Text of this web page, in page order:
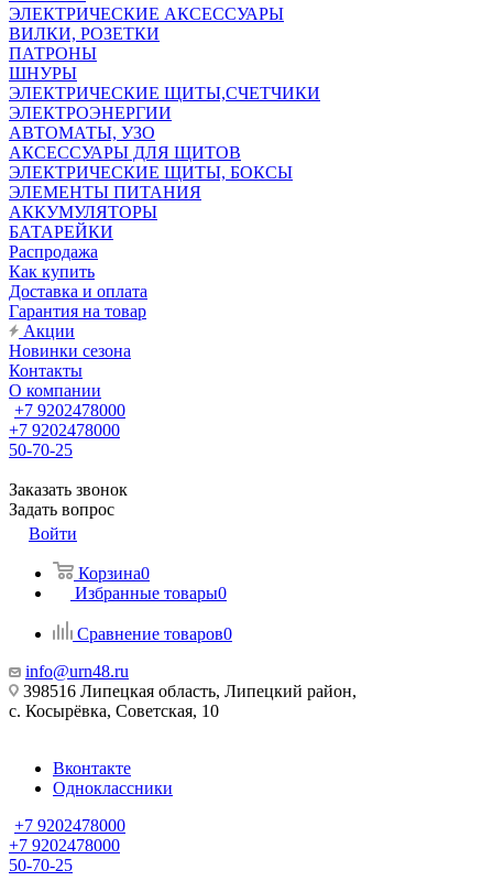
ЭЛЕКТРИЧЕСКИЕ АКСЕССУАРЫ
ВИЛКИ, РОЗЕТКИ
ПАТРОНЫ
ШНУРЫ
ЭЛЕКТРИЧЕСКИЕ ЩИТЫ,СЧЕТЧИКИ
ЭЛЕКТРОЭНЕРГИИ
АВТОМАТЫ, УЗО
АКСЕССУАРЫ ДЛЯ ЩИТОВ
ЭЛЕКТРИЧЕСКИЕ ЩИТЫ, БОКСЫ
ЭЛЕМЕНТЫ ПИТАНИЯ
АККУМУЛЯТОРЫ
БАТАРЕЙКИ
Распродажа
Как купить
Доставка и оплата
Гарантия на товар
Акции
Новинки сезона
Контакты
О компании
+7 9202478000
+7 9202478000
50-70-25
Заказать звонок
Задать вопрос
Войти
Корзина0
Избранные товары0
Сравнение товаров0
info@urn48.ru
398516 Липецкая область, Липецкий район,
с. Косырёвка, Советская, 10
Вконтакте
Одноклассники
+7 9202478000
+7 9202478000
50-70-25